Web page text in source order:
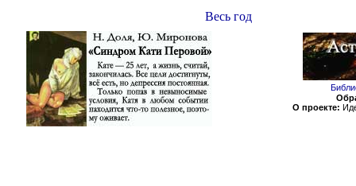
Весь год
О проекте: